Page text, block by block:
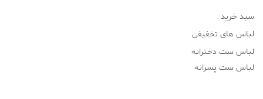
سبد خرید
لباس های تخفیفی
لباس ست دخترانه
لباس ست پسرانه